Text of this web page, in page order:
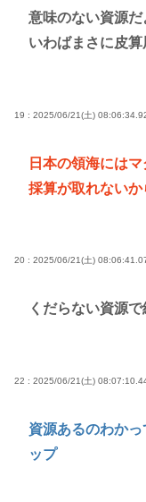
意味のない資源だ
いわばまさに皮
19 : 2025/06/21(土)
日本の領海には
採算が取れない
20 : 2025/06/21(土)
くだらない資源
22 : 2025/06/21(土)
資源あるのわか
ップ